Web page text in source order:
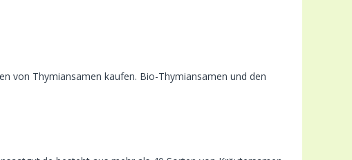
von Thymiansamen kaufen. Bio-Thymiansamen und den